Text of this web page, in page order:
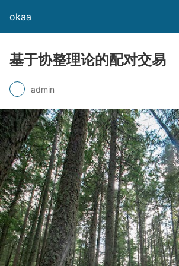
okaa
基于协整理论的配对交易
admin